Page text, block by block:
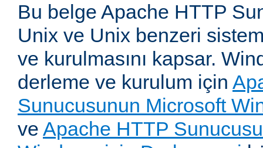
Bu belge Apache HTTP
Unix ve Unix benzeri
ve kurulmasını kapsar.
derleme ve kurulum için
Sunucusunun Microsoft
ve Apache HTTP